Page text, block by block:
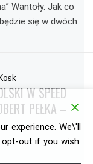
Wantoły. Jak co
się w dwóch
W SPEED
PEŁKA –
experience. We\'ll
out if you wish.